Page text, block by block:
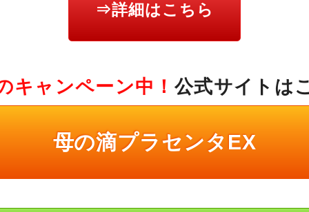
⇒詳細はこちら
キャンペーン中！ 公式サイトは
母の滴プラセンタEX